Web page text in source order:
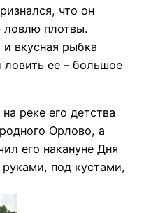
что он
плотвы.
и вкусная рыбка
ее – большое
реке его детства
Орлово, а
его накануне Дня
под кустами,